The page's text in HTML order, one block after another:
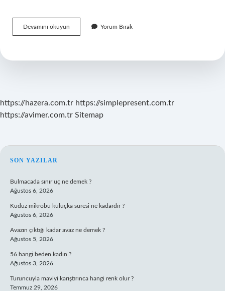
Devamını okuyun Buradaki
Özgür
Yorum Bırak
https://hazera.com.tr https://simplepresent.com.tr
https://avimer.com.tr Sitemap
SIDEBAR
SON YAZILAR
Bulmacada sınır uç ne demek ?
Ağustos 6, 2026
Kuduz mikrobu kuluçka süresi ne kadardır ?
Ağustos 6, 2026
Avazın çıktığı kadar avaz ne demek ?
Ağustos 5, 2026
56 hangi beden kadın ?
Ağustos 3, 2026
Turuncuyla maviyi karıştırınca hangi renk olur ?
Temmuz 29, 2026